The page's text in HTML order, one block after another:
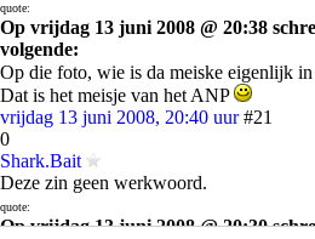
quote:
Op vrijdag 13 juni 2008 @ 20:38
volgende:
Op die foto, wie is da meiske eigenlijk in
Dat is het meisje van het ANP
vrijdag 13 juni 2008, 20:40 uur #21
0
Shark.Bait
Deze zin geen werkwoord.
quote:
Op vrijdag 13 juni 2008 @ 20:30